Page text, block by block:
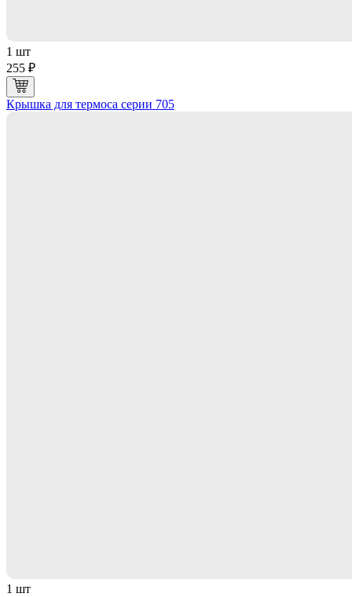
1 шт
255 ₽
Крышка для термоса серии 705
1 шт